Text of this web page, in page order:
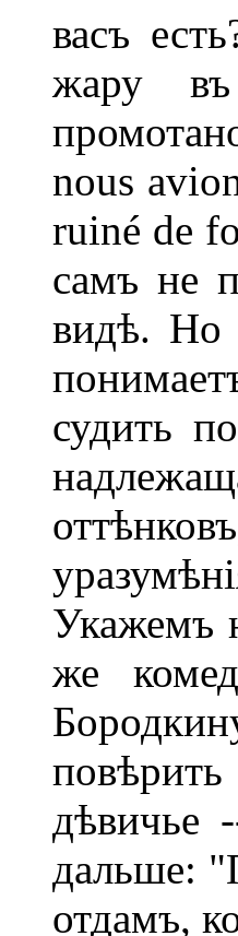
васъ
жару въ
nous
ruiné de
самъ не
видѣ. Но
судить
Укажемъ
же
дѣвичье
дальше:
отдамъ,